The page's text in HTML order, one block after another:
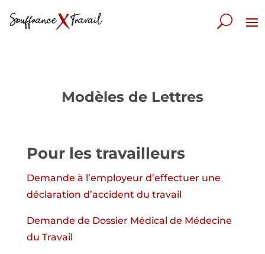
Modèles de Lettres
Pour les travailleurs
Demande à l’employeur d’effectuer une
déclaration d’accident du travail
Demande de Dossier Médical de Médecine
du Travail